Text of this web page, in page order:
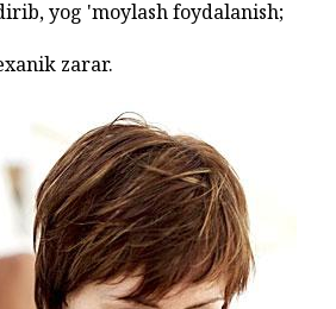
yog 'moylash foydalanish;
zarar.